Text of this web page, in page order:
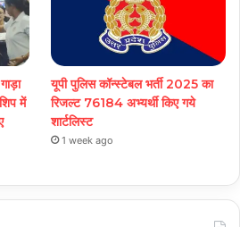
में
यूपी पुलिस कॉन्स्टेबल भर्ती 2025 का
रिजल्ट 76184 अभ्यर्थी किए गये
शार्टलिस्ट
1 week ago